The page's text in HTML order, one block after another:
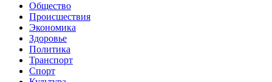
Общество
Происшествия
Экономика
Здоровье
Политика
Транспорт
Спорт